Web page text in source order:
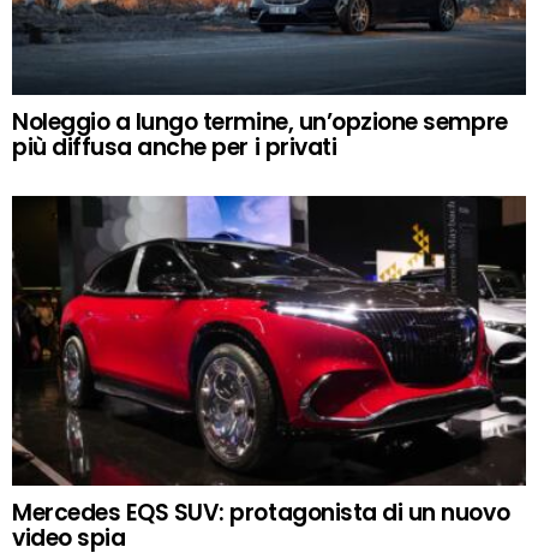
Noleggio a lungo termine, un’opzione sempre
più diffusa anche per i privati
Mercedes EQS SUV: protagonista di un nuovo
video spia